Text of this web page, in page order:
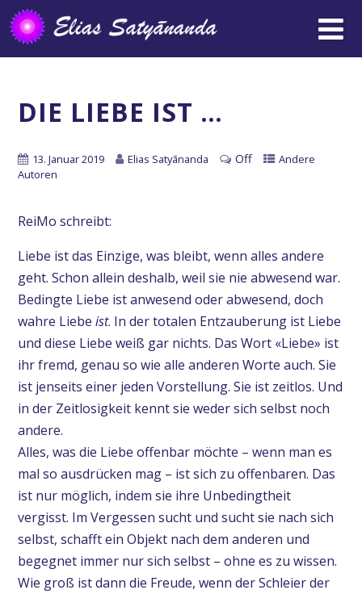
DIE LIEBE IST …
13. Januar 2019 Elias Satyānanda Off
Andere
Autoren
ReiMo schreibt:
Liebe ist das Einzige, was bleibt, wenn alles andere
geht. Schon allein deshalb, weil sie nie abwesend war.
Bedingte Liebe ist anwesend oder abwesend, doch
wahre Liebe ist. In der totalen Entzauberung ist Liebe
und diese Liebe weiß gar nichts. Das Wort «Liebe» ist
ihr fremd, genau so wie alle anderen Worte auch. Sie
ist jenseits einer jeden Vorstellung. Sie ist zeitlos. Und
in der Zeitlosigkeit kennt sie weder sich selbst noch
andere.
Alles, was die Liebe offenbar möchte – wenn man es
mal so ausdrücken mag – ist sich zu offenbaren. Das
ist nur möglich, indem sie ihre Unbedingtheit
vergisst. Im Vergessen sucht und sucht sie nach sich
selbst, schafft ein Objekt nach dem anderen und
begegnet immer nur sich selbst – ohne es zu wissen.
Wie groß ist dann die Freude, wenn der Schleier der